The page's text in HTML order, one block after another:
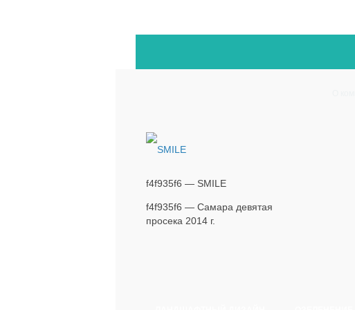
f4f935f6 — SMILE
f4f935f6 — Самара девятая
просека 2014 г.